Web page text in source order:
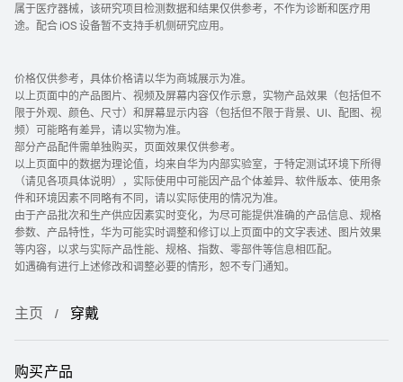
属于医疗器械，该研究项目检测数据和结果仅供参考，不作为诊断和医疗用
途。配合 iOS 设备暂不支持手机侧研究应用。
价格仅供参考，具体价格请以华为商城展示为准。
以上页面中的产品图片、视频及屏幕内容仅作示意，实物产品效果（包括但不
限于外观、颜色、尺寸）和屏幕显示内容（包括但不限于背景、UI、配图、视
频）可能略有差异，请以实物为准。
部分产品配件需单独购买，页面效果仅供参考。
以上页面中的数据为理论值，均来自华为内部实验室，于特定测试环境下所得
（请见各项具体说明），实际使用中可能因产品个体差异、软件版本、使用条
件和环境因素不同略有不同，请以实际使用的情况为准。
由于产品批次和生产供应因素实时变化，为尽可能提供准确的产品信息、规格
参数、产品特性，华为可能实时调整和修订以上页面中的文字表述、图片效果
等内容，以求与实际产品性能、规格、指数、零部件等信息相匹配。
如遇确有进行上述修改和调整必要的情形，恕不专门通知。
主页 穿戴
购买产品